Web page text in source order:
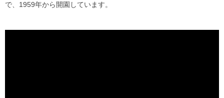
で、1959年から開園しています。